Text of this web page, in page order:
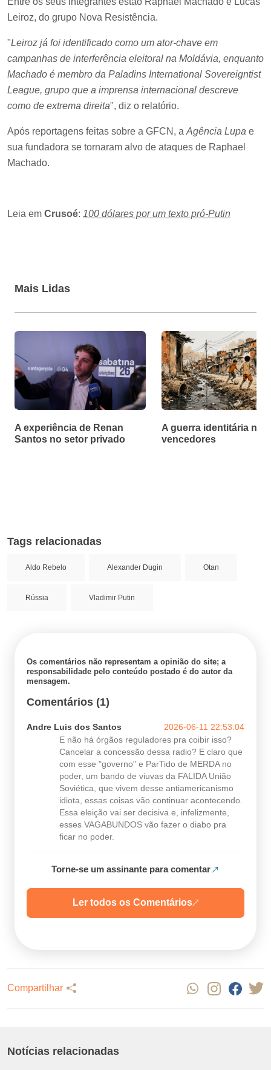
Leiroz, do grupo Nova Resistência.
"Leiroz já foi identificado como um ator-chave em
campanhas de interferência eleitoral na Moldávia, enquanto
Machado é membro da Paladins International Sovereigntist
League, grupo que a imprensa internacional descreve
como de extrema direita", diz o relatório.
Após reportagens feitas sobre a GFCN, a Agência Lupa e
sua fundadora se tornaram alvo de ataques de Raphael
Machado.
Leia em Crusoé: 100 dólares por um texto pró-Putin
Mais Lidas
A experiência de Renan
Santos no setor privado
A guerra identitária não
vencedores
Tags relacionadas
Aldo Rebelo Alexander Dugin Otan
Rússia Vladimir Putin
Os comentários não representam a opinião do site; a
responsabilidade pelo conteúdo postado é do autor da
mensagem.
Comentários (1)
Andre Luis dos Santos
2026-06-11 22:53:04
E não há órgãos reguladores pra coibir isso?
Cancelar a concessão dessa radio? E claro que
com esse "governo" e ParTido de MERDA no
poder, um bando de viuvas da FALIDA União
Soviética, que vivem desse antiamericanismo
idiota, essas coisas vão continuar acontecendo.
Essa eleição vai ser decisiva e, infelizmente,
esses VAGABUNDOS vão fazer o diabo pra
ficar no poder.
Torne-se um assinante para comentar
Ler todos os Comentários
Compartilhar
Notícias relacionadas